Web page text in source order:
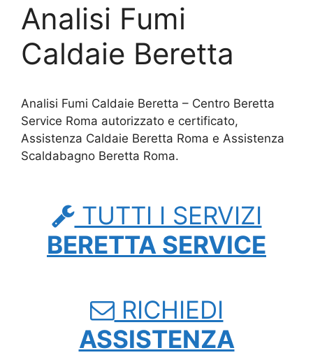
Analisi Fumi
Caldaie Beretta
Analisi Fumi Caldaie Beretta – Centro Beretta
Service Roma autorizzato e certificato,
Assistenza Caldaie Beretta Roma e Assistenza
Scaldabagno Beretta Roma.
TUTTI I SERVIZI
BERETTA SERVICE
RICHIEDI
ASSISTENZA